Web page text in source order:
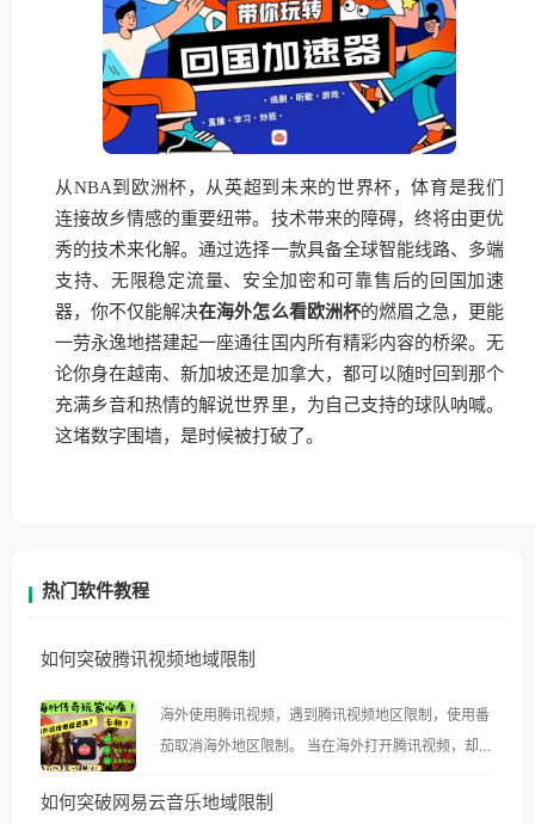
从NBA到欧洲杯，从英超到未来的世界杯，体育是我们
连接故乡情感的重要纽带。技术带来的障碍，终将由更优
秀的技术来化解。通过选择一款具备全球智能线路、多端
支持、无限稳定流量、安全加密和可靠售后的回国加速
器，你不仅能解决在海外怎么看欧洲杯的燃眉之急，更能
一劳永逸地搭建起一座通往国内所有精彩内容的桥梁。无
论你身在越南、新加坡还是加拿大，都可以随时回到那个
充满乡音和热情的解说世界里，为自己支持的球队呐喊。
这堵数字围墙，是时候被打破了。
热门软件教程
如何突破腾讯视频地域限制
海外使用腾讯视频，遇到腾讯视频地区限制，使用番
茄取消海外地区限制。 当在海外打开腾讯视频，却突
示语。 海外用户如香港、澳门、台湾、美国、加拿
如何突破网易云音乐地域限制